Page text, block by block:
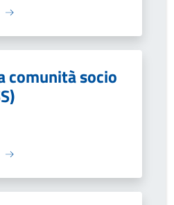
comunità socio